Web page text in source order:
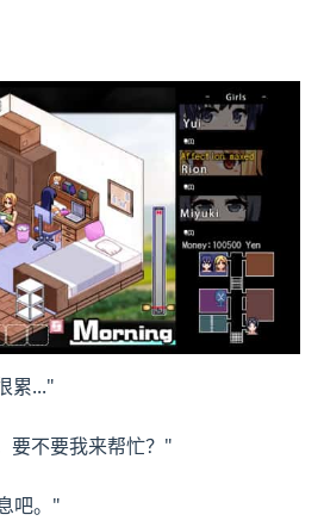
累..."
要不要我来帮忙？"
吧。"